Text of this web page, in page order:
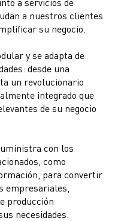
a nuestros clientes
su negocio.
y se adapta de
desde una
un revolucionario
integrado que
de su negocio
con los
como
para convertir
empresariales,
producción
necesidades.